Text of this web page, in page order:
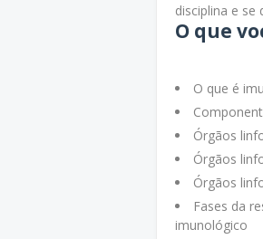
disciplina e se
O que
O que é
Órgãos
Órgãos
Órgãos
Fases da
imunológico